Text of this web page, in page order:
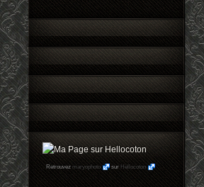
Retrouvez maryophoto sur Hellocoton